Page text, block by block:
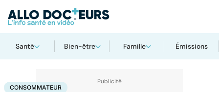
Santé Bien-être Famille Émissions
AccueilSantéConsommateur
CONSOMMATEUR